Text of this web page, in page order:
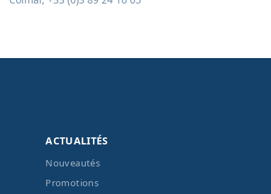
ACTUALITÉS
Nouveautés
Promotions